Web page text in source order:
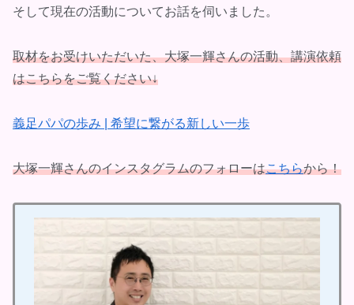
そして現在の活動についてお話を伺いました。
取材をお受けいただいた、大塚一輝さんの活動、講演依頼
はこちらをご覧ください↓
義足パパの歩み | 希望に繋がる新しい一歩
大塚一輝さんのインスタグラムのフォローはこちらから！